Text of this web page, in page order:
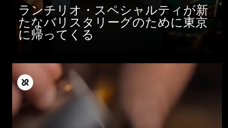
ランチリオ・スペシャルティが新
たなバリスタリーグのために東京
に帰ってくる